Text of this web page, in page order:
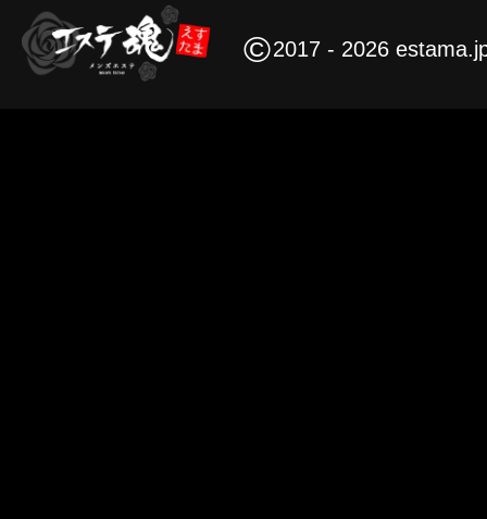
©2017 - 2026